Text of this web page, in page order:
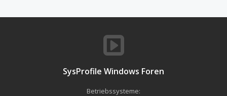
SysProfile Windows Foren
Betriebssysteme: